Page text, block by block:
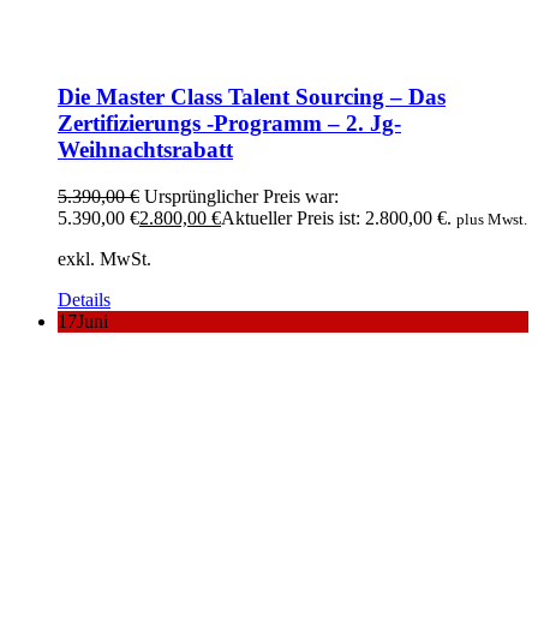
Die Master Class Talent Sourcing – Das
Zertifizierungs -Programm – 2. Jg-
Weihnachtsrabatt
5.390,00€ Ursprünglicher Preis war:
5.390,00 €2.800,00 €Aktueller Preis ist: 2.800,00 €. plus Mwst.
exkl. MwSt.
Details
17Juni